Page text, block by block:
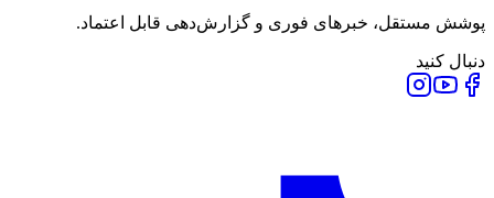
پوشش مستقل، خبرهای فوری و گزارش‌دهی قابل اعتماد.
دنبال کنید